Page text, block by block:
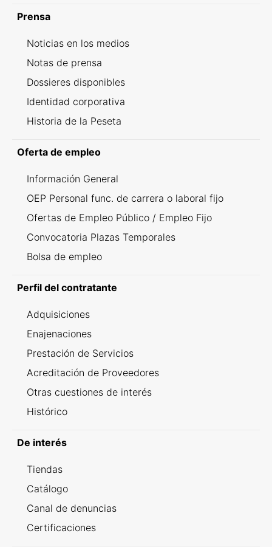
Prensa
Noticias en los medios
Notas de prensa
Dossieres disponibles
Identidad corporativa
Historia de la Peseta
Oferta de empleo
Información General
OEP Personal func. de carrera o laboral fijo
Ofertas de Empleo Público / Empleo Fijo
Convocatoria Plazas Temporales
Bolsa de empleo
Perfil del contratante
Adquisiciones
Enajenaciones
Prestación de Servicios
Acreditación de Proveedores
Otras cuestiones de interés
Histórico
De interés
Tiendas
Catálogo
Canal de denuncias
Certificaciones